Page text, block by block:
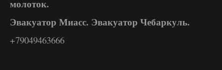
молоток.
Эвакуатор Миасс. Эвакуатор Чебаркуль.
+79049463666